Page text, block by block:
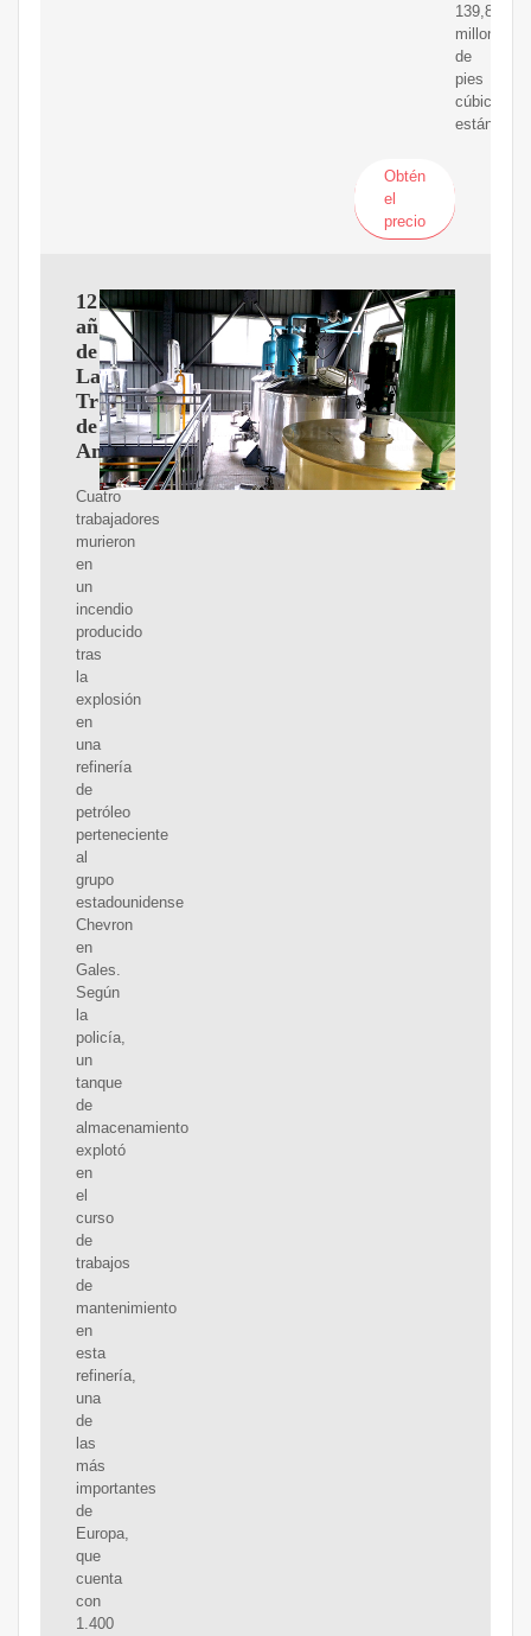
139,86
millones
de
pies
cúbicos
estándar.
Obtén
el
precio
12
años
de
La
Tragedia
de
Amuay
Cuatro
trabajadores
murieron
en
un
incendio
producido
tras
la
explosión
en
una
refinería
de
petróleo
perteneciente
al
grupo
estadounidense
Chevron
en
Gales.
Según
la
policía,
un
tanque
de
almacenamiento
explotó
en
el
curso
de
trabajos
de
mantenimiento
en
esta
refinería,
una
de
las
más
importantes
de
Europa,
que
cuenta
con
1.400